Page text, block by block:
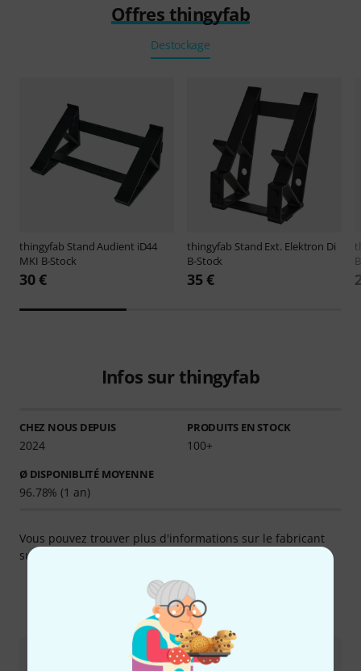
Offres thingyfab
Destockage
thingyfab Stand Audient iD44
MKI B-Stock
30 €
thingyfab Stand Ext. Elektron Di
B-Stock
35 €
Infos sur thingyfab
CHEZ NOUS DEPUIS
2024
PRODUITS EN STOCK
100+
Ø DISPONIBLITÉ MOYENNE
96.78% (1 an)
Vous pouvez trouver plus d'informations sur le fabricant
sur
Comment nous contacter
Service Client France